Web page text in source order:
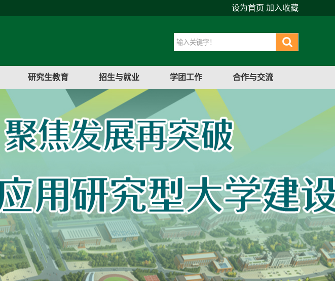
设为首页 加入收藏
研究生教育 招生与就业 学团工作 合作与交流